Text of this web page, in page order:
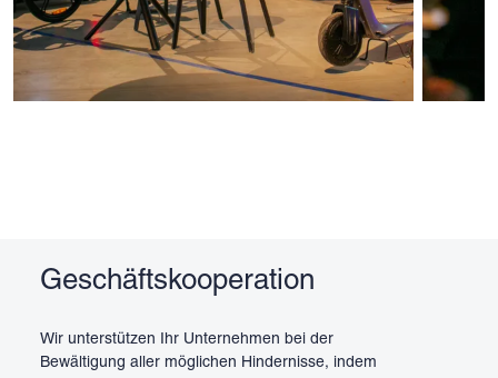
Geschäftskooperation
Wir unterstützen Ihr Unternehmen bei der
Bewältigung aller möglichen Hindernisse, indem